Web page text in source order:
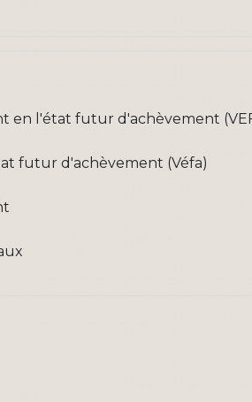
en l'état futur d'achèvement
futur d'achèvement (Véfa)